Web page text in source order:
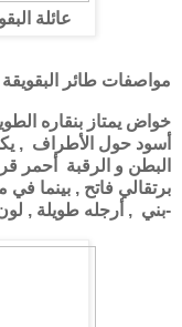
مواصفات طائر
خواض يمتاز بنقاره
أسود حول الأطراف ,
البطن و الرقبة أحمر
برتقالي فاتح , بينما
-بني , أرجله طويلة , لون